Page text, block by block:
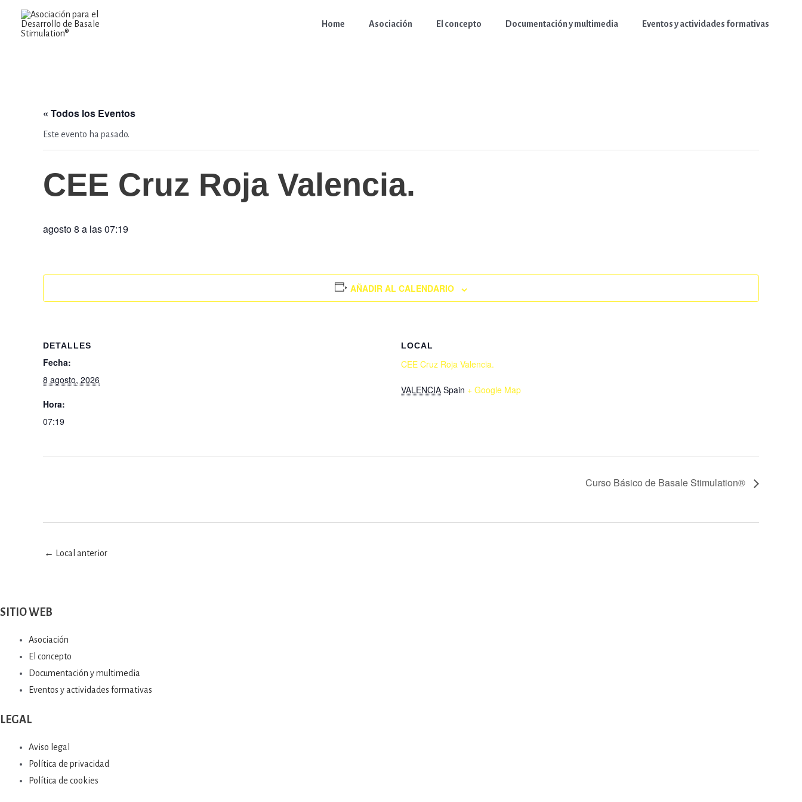
Home Asociación El concepto Documentación y multimedia Eventos y actividades formativas
« Todos los Eventos
Este evento ha pasado.
CEE Cruz Roja Valencia.
agosto 8 a las 07:19
AÑADIR AL CALENDARIO
DETALLES
Fecha:
8 agosto, 2026
Hora:
07:19
LOCAL
CEE Cruz Roja Valencia.
VALENCIA Spain + Google Map
Curso Básico de Basale Stimulation®
← Local anterior
SITIO WEB
Asociación
El concepto
Documentación y multimedia
Eventos y actividades formativas
LEGAL
Aviso legal
Política de privacidad
Política de cookies